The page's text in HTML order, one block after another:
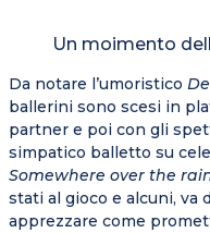
Un moimento
Da notare l’umoristico
ballerini sono scesi in
partner e poi con gli
simpatico balletto su
Somewhere over the
stati al gioco e alcuni, va
apprezzare come